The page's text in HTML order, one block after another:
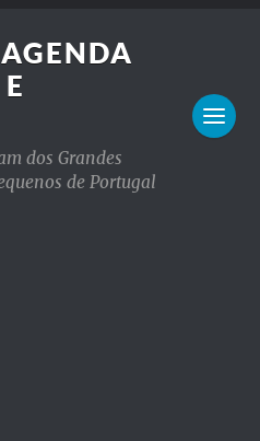
dos Grandes
de Portugal